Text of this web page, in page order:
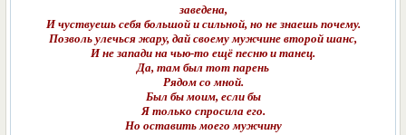
заведена,
И чуствуешь себя большой и сильной, но не знаешь почему.
Позволь улечься жару, дай своему мужчине второй шанс,
И не запади на чью-то ещё песню и танец.
Да, там был тот парень
Рядом со мной.
Был бы моим, если бы
Я только спросила его.
Но оставить моего мужчину